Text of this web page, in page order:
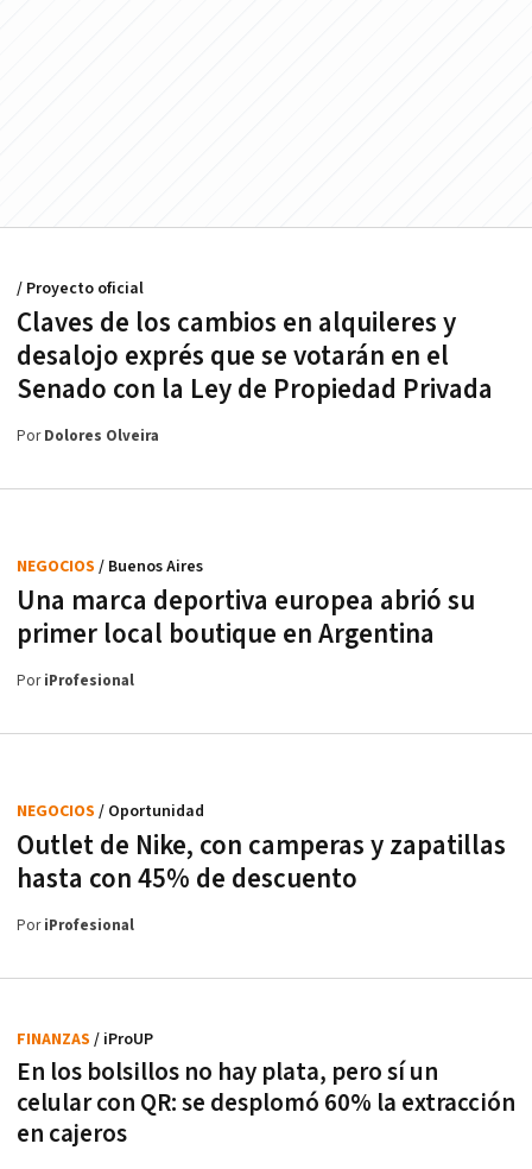
Claves de los cambios en alquileres y
desalojo exprés que se votarán en el
Senado con la Ley de Propiedad Privada
/ Proyecto oficial
PorDolores Olveira
Una marca deportiva europea abrió su
primer local boutique en Argentina
NEGOCIOS / Buenos Aires
PoriProfesional
Outlet de Nike, con camperas y zapatillas
hasta con 45% de descuento
NEGOCIOS / Oportunidad
PoriProfesional
En los bolsillos no hay plata, pero sí un
celular con QR: se desplomó 60% la extracción
en cajeros
FINANZAS / iProUP